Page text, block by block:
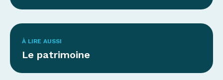
À LIRE AUSSI
Le patrimoine